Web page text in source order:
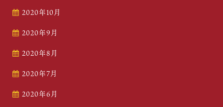
2020年10月
2020年9月
2020年8月
2020年7月
2020年6月